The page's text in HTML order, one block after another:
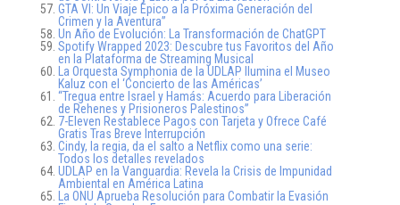
GTA VI: Un Viaje Épico a la Próxima Generación del
Crimen y la Aventura”
Un Año de Evolución: La Transformación de ChatGPT
Spotify Wrapped 2023: Descubre tus Favoritos del Año
en la Plataforma de Streaming Musical
La Orquesta Symphonia de la UDLAP Ilumina el Museo
Kaluz con el ‘Concierto de las Américas’
“Tregua entre Israel y Hamás: Acuerdo para Liberación
de Rehenes y Prisioneros Palestinos”
7-Eleven Restablece Pagos con Tarjeta y Ofrece Café
Gratis Tras Breve Interrupción
Cindy, la regia, da el salto a Netflix como una serie:
Todos los detalles revelados
UDLAP en la Vanguardia: Revela la Crisis de Impunidad
Ambiental en América Latina
La ONU Aprueba Resolución para Combatir la Evasión